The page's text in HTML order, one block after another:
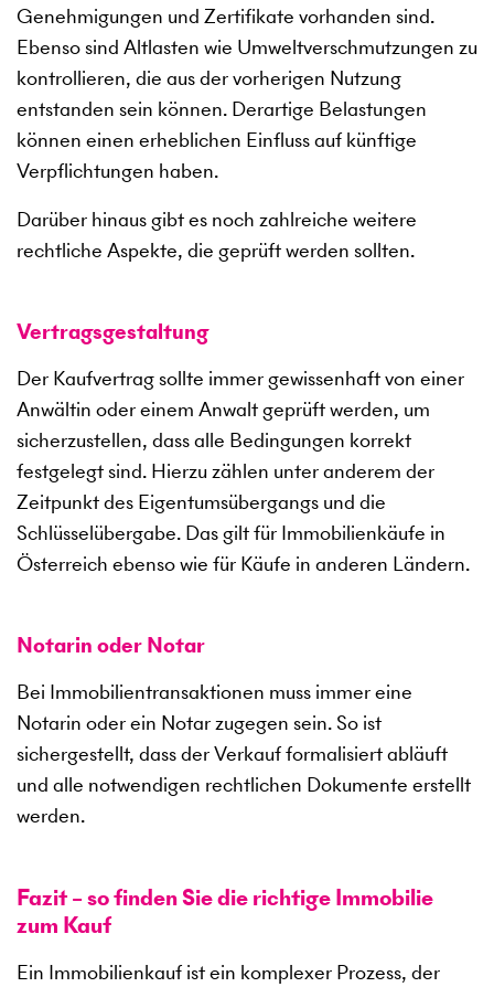
Genehmigungen und Zertifikate vorhanden sind.
Ebenso sind Altlasten wie Umweltverschmutzungen zu
kontrollieren, die aus der vorherigen Nutzung
entstanden sein können. Derartige Belastungen
können einen erheblichen Einfluss auf künftige
Verpflichtungen haben.
Darüber hinaus gibt es noch zahlreiche weitere
rechtliche Aspekte, die geprüft werden sollten.
Vertragsgestaltung
Der Kaufvertrag sollte immer gewissenhaft von einer
Anwältin oder einem Anwalt geprüft werden, um
sicherzustellen, dass alle Bedingungen korrekt
festgelegt sind. Hierzu zählen unter anderem der
Zeitpunkt des Eigentumsübergangs und die
Schlüsselübergabe. Das gilt für Immobilienkäufe in
Österreich ebenso wie für Käufe in anderen Ländern.
Notarin oder Notar
Bei Immobilientransaktionen muss immer eine
Notarin oder ein Notar zugegen sein. So ist
sichergestellt, dass der Verkauf formalisiert abläuft
und alle notwendigen rechtlichen Dokumente erstellt
werden.
Fazit – so finden Sie die richtige Immobilie
zum Kauf
Ein Immobilienkauf ist ein komplexer Prozess, der